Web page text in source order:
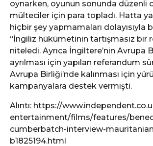
oynarken, oyunun sonunda düzenli
mülteciler için para topladı. Hatta
hiçbir şey yapmamaları dolayısıyla
“İngiliz hükümetinin tartışmasız bir
niteledi. Ayrıca İngiltere’nin Avrupa
ayrılması için yapılan referandum
Avrupa Birliği’nde kalınması için
kampanyalara destek vermişti.
Alıntı: https://
entertainment/films/features/
cumberbatch-interview-
b1825194.html